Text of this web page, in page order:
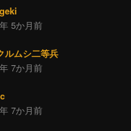
5か月前
ルムシ二等兵
7か月前
7か月前